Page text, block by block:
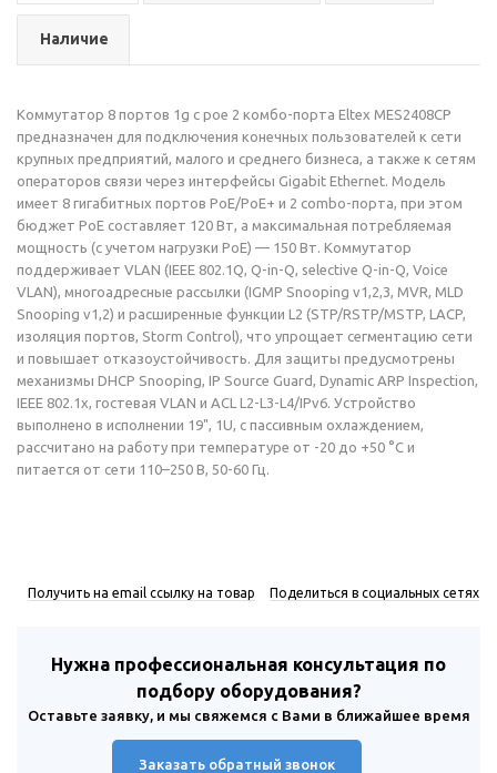
Наличие
Коммутатор 8 портов 1g с poe 2 комбо-порта Eltex MES2408CP
предназначен для подключения конечных пользователей к сети
крупных предприятий, малого и среднего бизнеса, а также к сетям
операторов связи через интерфейсы Gigabit Ethernet. Модель
имеет 8 гигабитных портов PoE/PoE+ и 2 combo-порта, при этом
бюджет PoE составляет 120 Вт, а максимальная потребляемая
мощность (с учетом нагрузки PoE) — 150 Вт. Коммутатор
поддерживает VLAN (IEEE 802.1Q, Q-in-Q, selective Q-in-Q, Voice
VLAN), многоадресные рассылки (IGMP Snooping v1,2,3, MVR, MLD
Snooping v1,2) и расширенные функции L2 (STP/RSTP/MSTP, LACP,
изоляция портов, Storm Control), что упрощает сегментацию сети
и повышает отказоустойчивость. Для защиты предусмотрены
механизмы DHCP Snooping, IP Source Guard, Dynamic ARP Inspection,
IEEE 802.1x, гостевая VLAN и ACL L2-L3-L4/IPv6. Устройство
выполнено в исполнении 19", 1U, с пассивным охлаждением,
рассчитано на работу при температуре от -20 до +50 °С и
питается от сети 110–250 В, 50-60 Гц.
Получить на email ссылку на товар Поделиться в социальных сетях
Нужна профессиональная консультация по
подбору оборудования?
Оставьте заявку, и мы свяжемся с Вами в ближайшее время
Заказать обратный звонок